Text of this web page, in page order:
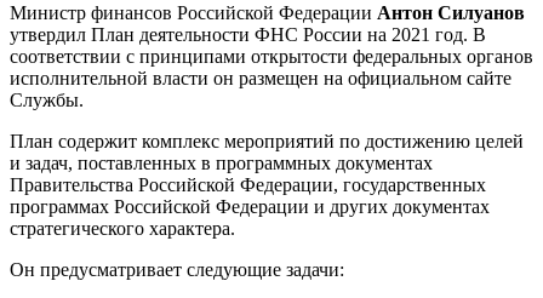
Министр финансов Российской Федерации Антон Силуанов
утвердил План деятельности ФНС России на 2021 год. В
соответствии с принципами открытости федеральных органов
исполнительной власти он размещен на официальном сайте
Службы.
План содержит комплекс мероприятий по достижению целей
и задач, поставленных в программных документах
Правительства Российской Федерации, государственных
программах Российской Федерации и других документах
стратегического характера.
Он предусматривает следующие задачи: